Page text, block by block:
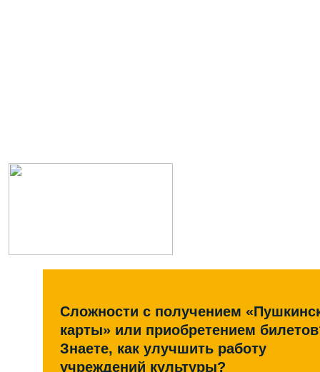
Сложности с получением
карты» или приобретением
Знаете, как улучшить работу
учреждений культуры?